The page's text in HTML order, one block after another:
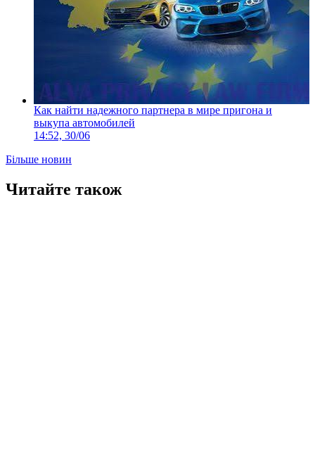
Как найти надежного партнера в мире пригона и
выкупа автомобилей
14:52, 30/06
Більше новин
Читайте також